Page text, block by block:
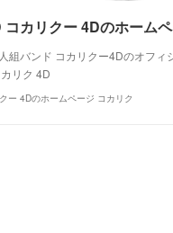
組バンド コカリクー4Dのオフィ
リク 4D
ー 4Dのホームページ コカリク